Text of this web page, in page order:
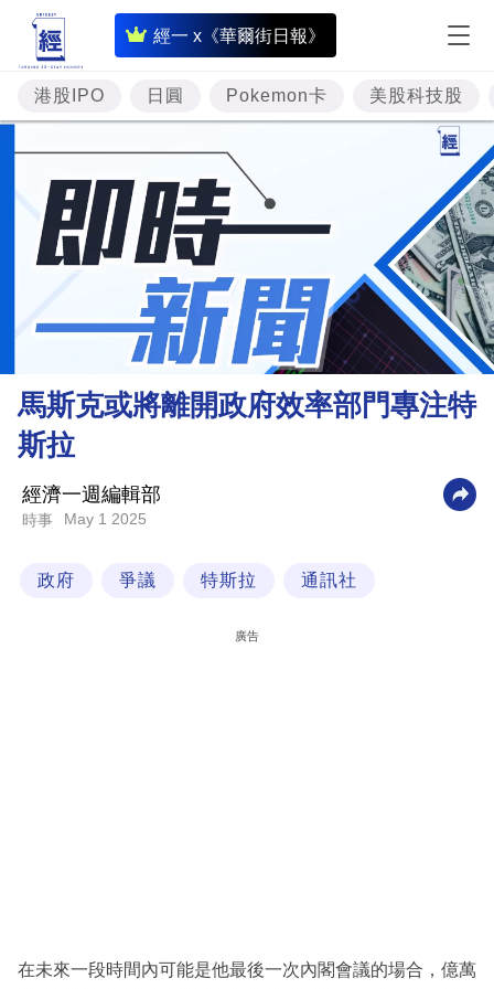
經一 x《華爾街日報》
即
時
財
經
專
題
投
資
樓
市
財
業
科
區
港股IPO 日圓 Pokemon卡 美股科技股
馬斯克或將離開政府效率部門專注特
斯拉
經濟一週編輯部
時事 May 1 2025
政府 爭議 特斯拉 通訊社
廣告
在未來一段時間內可能是他最後一次內閣會議的場合，億萬